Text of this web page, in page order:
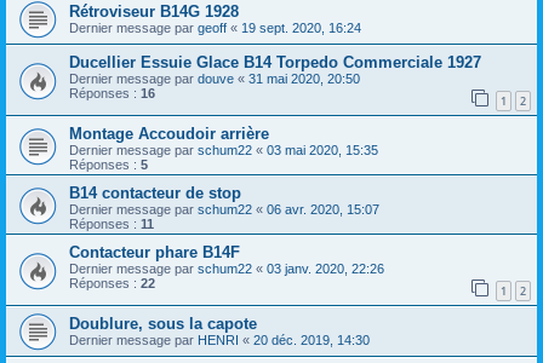
Rétroviseur B14G 1928
Dernier message par geoff « 19 sept. 2020, 16:24
Ducellier Essuie Glace B14 Torpedo Commerciale 1927
Dernier message par douve « 31 mai 2020, 20:50
Réponses : 16 1 2
Montage Accoudoir arrière
Dernier message par schum22 « 03 mai 2020, 15:35
Réponses : 5
B14 contacteur de stop
Dernier message par schum22 « 06 avr. 2020, 15:07
Réponses : 11
Contacteur phare B14F
Dernier message par schum22 « 03 janv. 2020, 22:26
Réponses : 22 1 2
Doublure, sous la capote
Dernier message par HENRI « 20 déc. 2019, 14:30